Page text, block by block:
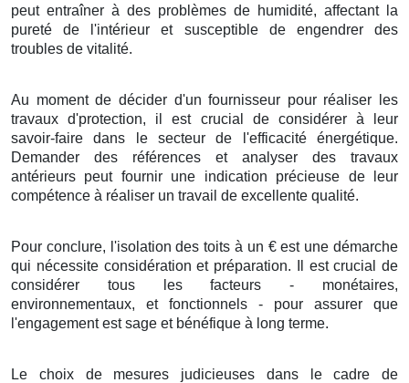
peut entraîner à des problèmes de humidité, affectant la
pureté de l'intérieur et susceptible de engendrerdes
troubles de vitalité.
Au moment de déciderd'unfournisseur pour réaliser les
travaux d'protection, il est crucial de considérerà leur
savoir-faire dans le secteur de l'efficacité énergétique.
Demander des références et analyser des travaux
antérieurs peut fournirune indication précieuse de leur
compétence à réaliser un travail de excellente qualité.
Pour conclure, l'isolation destoits à un €est unedémarche
qui nécessite considération et préparation. Il estcrucial
de
considérer tous lesfacteurs - monétaires,
environnementaux, et fonctionnels - pour assurer que
l'engagementestsage et bénéfique à long terme.
Le choixde mesures judicieuses dans lecadre de